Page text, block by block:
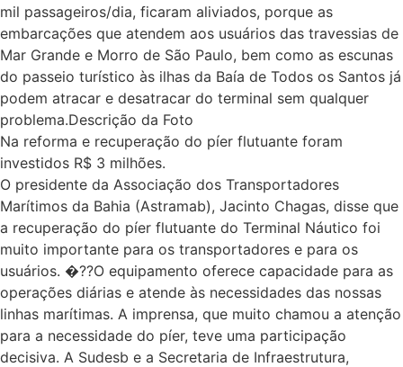
mil passageiros/dia, ficaram aliviados, porque as
embarcações que atendem aos usuários das travessias de
Mar Grande e Morro de São Paulo, bem como as escunas
do passeio turístico às ilhas da Baía de Todos os Santos já
podem atracar e desatracar do terminal sem qualquer
problema.Descrição da Foto
Na reforma e recuperação do píer flutuante foram
investidos R$ 3 milhões.
O presidente da Associação dos Transportadores
Marítimos da Bahia (Astramab), Jacinto Chagas, disse que
a recuperação do píer flutuante do Terminal Náutico foi
muito importante para os transportadores e para os
usuários. �??O equipamento oferece capacidade para as
operações diárias e atende às necessidades das nossas
linhas marítimas. A imprensa, que muito chamou a atenção
para a necessidade do píer, teve uma participação
decisiva. A Sudesb e a Secretaria de Infraestrutura,